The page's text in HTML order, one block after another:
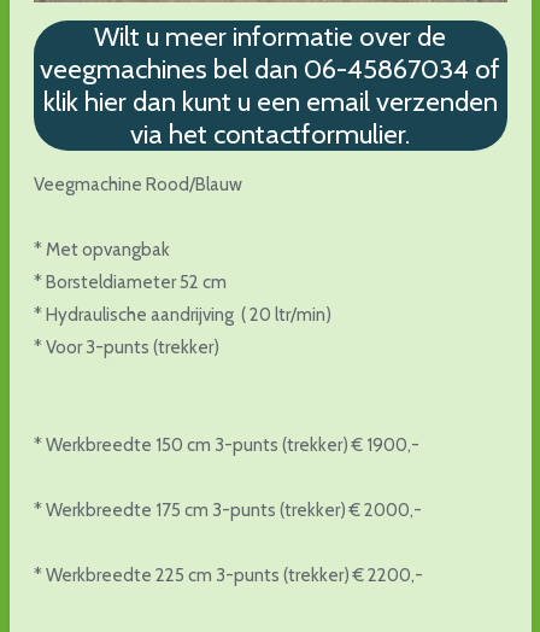
Wilt u meer informatie over de
veegmachines bel dan 06-45867034 of
klik hier dan kunt u een email verzenden
via het contactformulier.
Veegmachine Rood/Blauw
* Met opvangbak
* Borsteldiameter 52 cm
* Hydraulische aandrijving ( 20 ltr/min)
* Voor 3-punts (trekker)
* Werkbreedte 150 cm 3-punts (trekker) € 1900,-
* Werkbreedte 175 cm 3-punts (trekker) € 2000,-
* Werkbreedte 225 cm 3-punts (trekker) € 2200,-